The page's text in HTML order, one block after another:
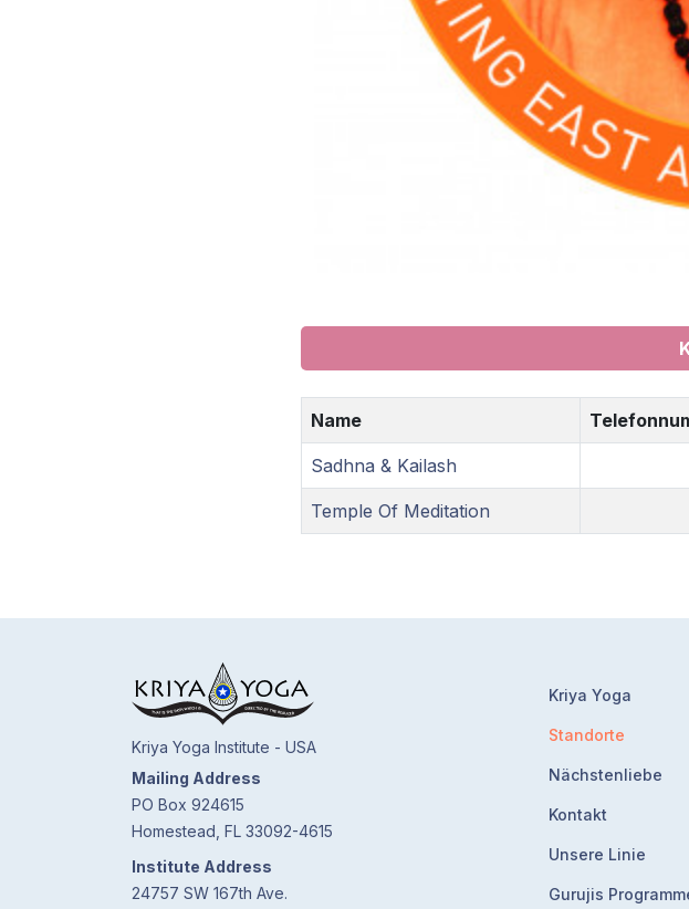
Name
Sadhna & Kailash
Temple Of Meditation
Kriya Yoga Institute - USA
Mailing Address
PO Box 924615
Homestead, FL 33092-4615
Institute Address
24757 SW 167th Ave.
Kriya Yoga
Standorte
Nächstenliebe
Kontakt
Unsere Linie
Gurujis